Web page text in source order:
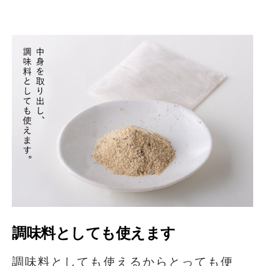
調味料としても使えます
調味料としても使えるからとっても便